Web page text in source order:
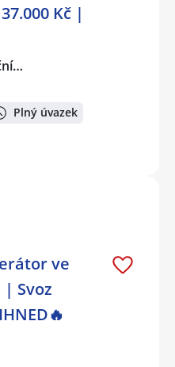
Kč |
Plný úvazek
ve
Svoz